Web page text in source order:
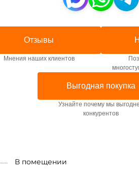
Отзывы
Мнения наших клиентов
Выгодная покупка
Узнайте почему мы
конкурентов
В помещении